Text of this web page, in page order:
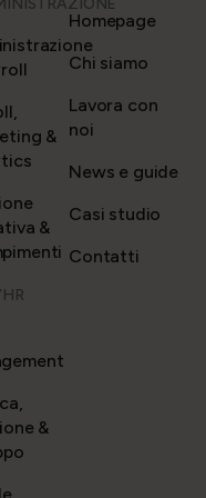
&
&
&
Homepage
Chi siamo
Lavora con
noi
News e guide
Casi studio
Contatti